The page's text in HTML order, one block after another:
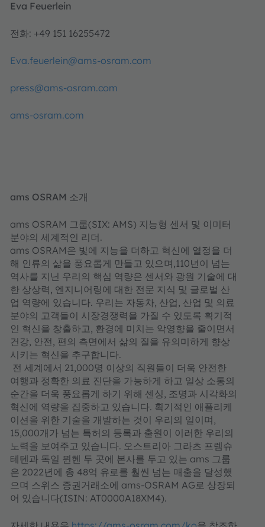
Eva Feuerlein
전화: +49 151 16255472
Eva.feuerlein@ams-osram.com
press@ams-osram.com
ams-osram.com
ams OSRAM 소개
ams OSRAM 그룹(SIX: AMS) 지능형 센서 및 이미터
분야의 세계적인 리더.
ams OSRAM은 빛에 지능을 더하고 혁신에 열정을 더
해 인류의 삶을 풍요롭게 만들고 있으며,110년이 넘는
역사를 지닌 우리의 핵심 역량은 센서와 광원 기술에 대
한 상상력, 엔지니어링에 대한 전문 지식 및 글로벌 산
업 역량에 있습니다. 우리는 자동차, 산업, 산업 및 의료
분야의 고객들이 시장경쟁력을 가질 수 있도록 획기적
인 혁신을 창출하고, 환경에 미치는 악영향을 줄이면서
건강, 안전, 편의 측면에서 삶의 질을 유의미하게 향상
시키는 혁신을 추구합니다.
전 세계에서 21,000명 이상의 직원들이 더욱 안전한
여행과 정확한 의료 진단을 가능하게 하고 일상 소통의
순간을 더욱 풍요롭게 하기 위해 센싱, 조명과 시각화의
혁신에 역량을 집중하고 있습니다. 획기적인 애플리케
이션을 위한 기술을 개발하는 것이 우리의 일이며,
15,000개가 넘는 특허의 등록과 출원이 이러한 우리의
노력을 보여주고 있습니다. 오스트리아 그라츠 프렘슈
테텐과 독일 뮌헨 두 곳에 본사를 두고 있는 ams 그룹
은 2022년에 총 48억 유로를 훨씬 넘는 매출을 달성했
으며 스위스 증권거래소에 ams-OSRAM AG로 상장되
어 있습니다(ISIN: AT0000A18XM4).